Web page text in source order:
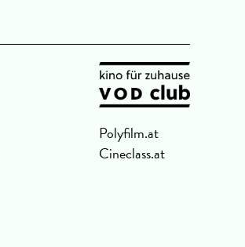
Polyfilm.at
Cineclass.at